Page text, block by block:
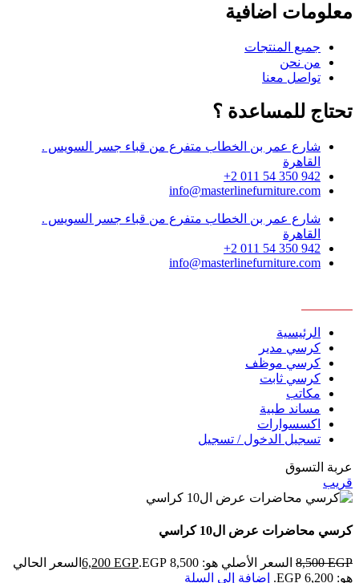
معلومات اضافية
جميع المنتجات
من نحن
تواصل معنا
تحتاج للمساعدة ؟
شارع عمر بن الخطاب متفرع من قباء جسر السويس .
القاهرة
942 350 54 011 2+
info@masterlinefurniture.com
شارع عمر بن الخطاب متفرع من قباء جسر السويس .
القاهرة
942 350 54 011 2+
info@masterlinefurniture.com
الرئيسية
كرسي مدير
كرسي موظف
كرسي ثابت
مكاتب
مساند طبية
اكسسوارات
تسجيل الدخول / تسجيل
عربة التسوق
قريب
كرسي محاضرات عرض ال10 كراسي
8,500EGP السعر الأصلي هو: 8,500 EGP. 6,200 EGP
السعر الحالي
هو: 6,200 EGP.
إضافة إلى السلة